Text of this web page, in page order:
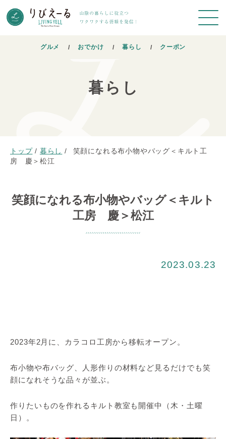
グルメ おでかけ 暮らし クーポン
暮らし
トップ / 暮らし /
笑顔になれる布小物やバッグ＜キルト工
房 慶＞松江
笑顔になれる布小物やバッグ＜キルト
工房 慶＞松江
2023.03.23
2023年2月に、カラコロ工房から移転オープン。
布小物や布バッグ、人形作りの材料など見るだけでも笑
顔になれそうな品々が並ぶ。
作りたいものを作れるキルト教室も開催中（木・土曜
日）。